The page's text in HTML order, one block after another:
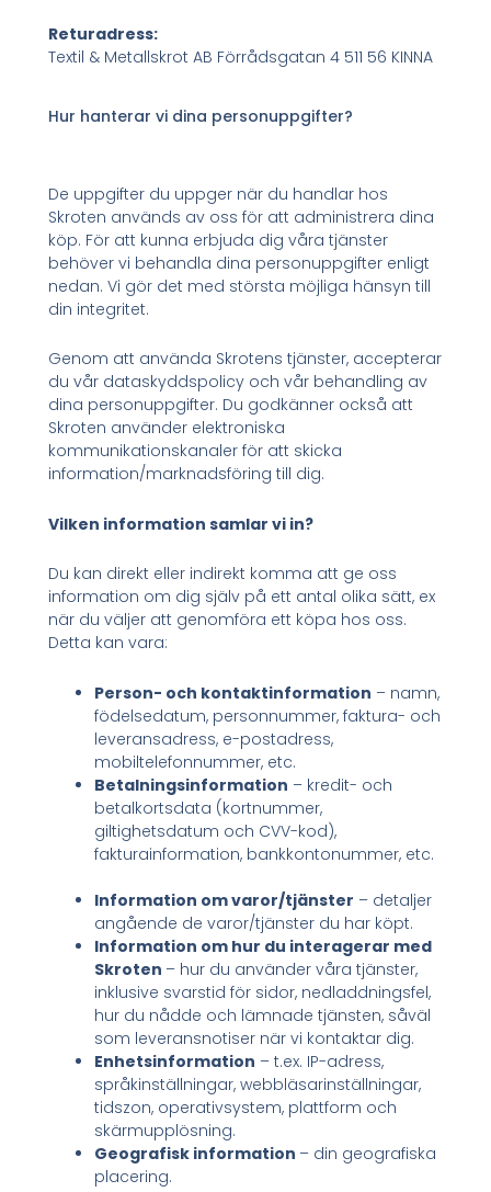
Returadress:
Textil & Metallskrot AB Förrådsgatan 4 511 56 KINNA
Hur hanterar vi dina personuppgifter?
De uppgifter du uppger när du handlar hos
Skroten används av oss för att administrera dina
köp. För att kunna erbjuda dig våra tjänster
behöver vi behandla dina personuppgifter enligt
nedan. Vi gör det med största möjliga hänsyn till
din integritet.
Genom att använda Skrotens tjänster, accepterar
du vår dataskyddspolicy och vår behandling av
dina personuppgifter. Du godkänner också att
Skroten använder elektroniska
kommunikationskanaler för att skicka
information/marknadsföring till dig.
Vilken information samlar vi in?
Du kan direkt eller indirekt komma att ge oss
information om dig själv på ett antal olika sätt, ex
när du väljer att genomföra ett köpa hos oss.
Detta kan vara:
Person- och kontaktinformation – namn,
födelsedatum, personnummer, faktura- och
leveransadress, e-postadress,
mobiltelefonnummer, etc.
Betalningsinformation – kredit- och
betalkortsdata (kortnummer,
giltighetsdatum och CVV-kod),
fakturainformation, bankkontonummer, etc.
Information om varor/tjänster – detaljer
angående de varor/tjänster du har köpt.
Information om hur du interagerar med
Skroten – hur du använder våra tjänster,
inklusive svarstid för sidor, nedladdningsfel,
hur du nådde och lämnade tjänsten, såväl
som leveransnotiser när vi kontaktar dig.
Enhetsinformation – t.ex. IP-adress,
språkinställningar, webbläsarinställningar,
tidszon, operativsystem, plattform och
skärmupplösning.
Geografisk information – din geografiska
placering.